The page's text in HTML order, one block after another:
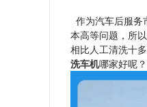
作为汽车后服务
本高等问题，所
相比人工清洗十
洗车机哪家好呢？